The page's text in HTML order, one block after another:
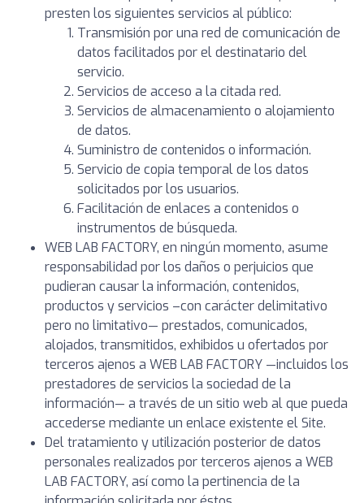
presten los siguientes servicios al público:
Transmisión por una red de comunicación de
datos facilitados por el destinatario del
servicio.
Servicios de acceso a la citada red.
Servicios de almacenamiento o alojamiento
de datos.
Suministro de contenidos o información.
Servicio de copia temporal de los datos
solicitados por los usuarios.
Facilitación de enlaces a contenidos o
instrumentos de búsqueda.
WEB LAB FACTORY, en ningún momento, asume
responsabilidad por los daños o perjuicios que
pudieran causar la información, contenidos,
productos y servicios –con carácter delimitativo
pero no limitativo— prestados, comunicados,
alojados, transmitidos, exhibidos u ofertados por
terceros ajenos a WEB LAB FACTORY —incluidos los
prestadores de servicios la sociedad de la
información— a través de un sitio web al que pueda
accederse mediante un enlace existente el Site.
Del tratamiento y utilización posterior de datos
personales realizados por terceros ajenos a WEB
LAB FACTORY, así como la pertinencia de la